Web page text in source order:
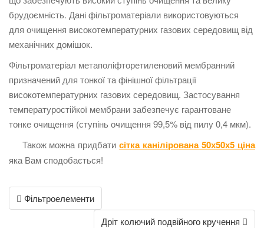
брудоємність. Дані фільтроматеріали використовуються
для очищення високотемпературних газових середовищ від
механічних домішок.
Фільтроматеріал метаполіфторетиленовий мембранний
призначений для тонкої та фінішної фільтрації
високотемпературних газових середовищ. Застосування
температуростійкої мембрани забезпечує гарантоване
тонке очищення (ступінь очищення 99,5% від пилу 0,4 мкм).
Також можна придбатисітка канілірована 50х50х5 ціна
яка Вам сподобається!
Post
navigation
Фільтроелементи
Дріт колючий подвійного кручення